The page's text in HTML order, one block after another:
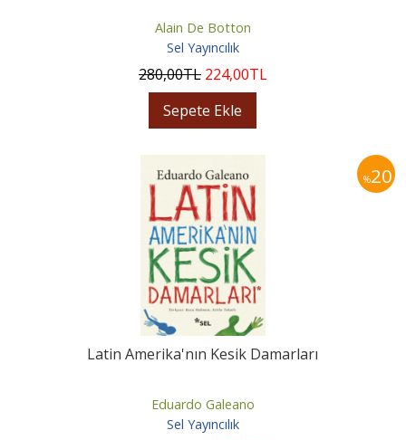
Alain De Botton
Sel Yayıncılık
280,00TL 224,00TL
Sepete Ekle
%20
Latin Amerika'nın Kesik Damarları
Eduardo Galeano
Sel Yayıncılık